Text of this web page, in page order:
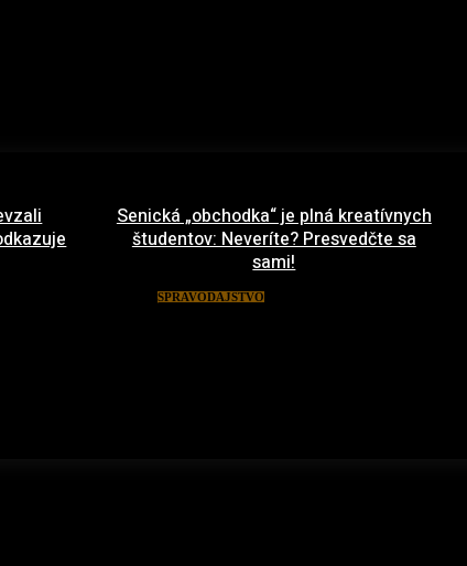
Senická „obchodka“ je plná kreatívnych
študentov: Neveríte? Presvedčte sa
sami!
SPRAVODAJSTVO